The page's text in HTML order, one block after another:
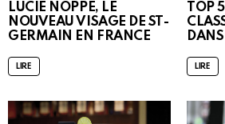
LUCIE NOPPE, LE
NOUVEAU VISAGE DE ST-
GERMAIN EN FRANCE
LIRE
TOP
LIRE